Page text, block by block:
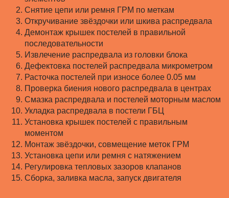
Снятие цепи или ремня ГРМ по меткам
Откручивание звёздочки или шкива распредвала
Демонтаж крышек постелей в правильной
последовательности
Извлечение распредвала из головки блока
Дефектовка постелей распредвала микрометром
Расточка постелей при износе более 0.05 мм
Проверка биения нового распредвала в центрах
Смазка распредвала и постелей моторным маслом
Укладка распредвала в постели ГБЦ
Установка крышек постелей с правильным
моментом
Монтаж звёздочки, совмещение меток ГРМ
Установка цепи или ремня с натяжением
Регулировка тепловых зазоров клапанов
Сборка, заливка масла, запуск двигателя